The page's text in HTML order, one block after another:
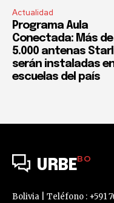
Actualidad
Programa Aula
Conectada: Más de
5.000 antenas
serán instaladas
escuelas del país
URBEBO
Bolivia | Teléfono : +591